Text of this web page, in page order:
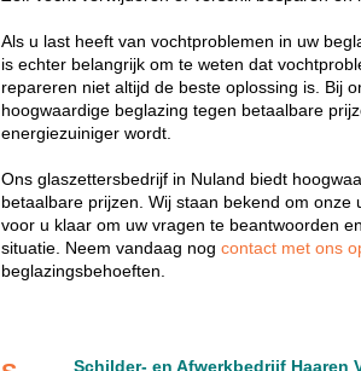
Als u last heeft van vochtproblemen in uw
is echter belangrijk om te weten dat
repareren niet altijd de beste oplossing is. Bij
hoogwaardige beglazing tegen betaalbare
energiezuiniger wordt.
Ons glaszettersbedrijf in Nuland biedt
betaalbare prijzen. Wij staan bekend om
voor u klaar om uw vragen te beantwoorden
situatie. Neem vandaag nogcontact met ons
beglazingsbehoeften.
Schilder- en Afwerkbedrijf Haaren